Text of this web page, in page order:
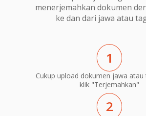
menerjemahkan dokumen
ke dan dari jawa atau
1
Cukup upload dokumen jawa atau
klik "Terjemahkan"
2